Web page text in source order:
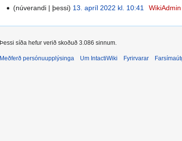
a
r
núverandi þessi 13. apríl 2022 kl. 10:41 WikiAdmin
Þessi síða hefur verið skoðuð 3.086 sinnum.
Meðferð persónuupplýsinga Um IntactiWiki Fyrirvarar